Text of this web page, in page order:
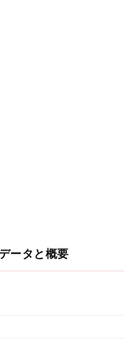
データと概要